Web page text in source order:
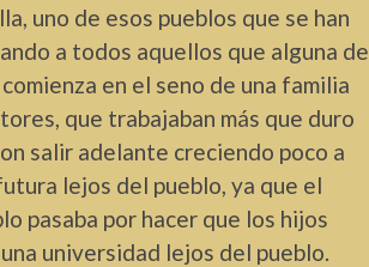
uno de esos pueblos que se han
a todos aquellos que alguna de
en el seno de una familia
que trabajaban más que duro
salir adelante creciendo poco a
lejos del pueblo, ya que el
pasaba por hacer que los hijos
universidad lejos del pueblo.